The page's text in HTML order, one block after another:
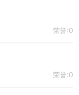
荣誉:0
荣誉:0